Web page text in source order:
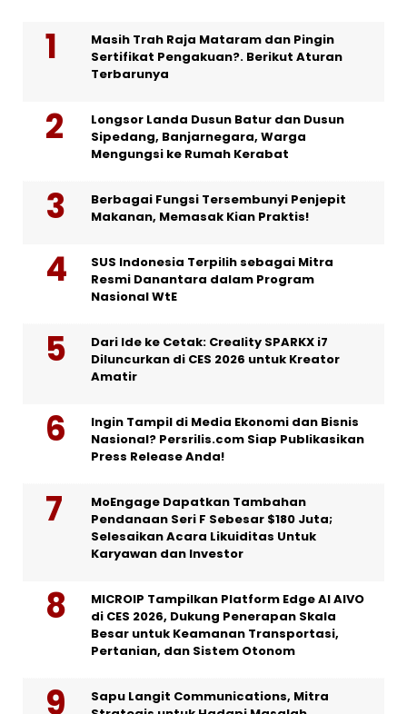
Masih Trah Raja Mataram dan Pingin
Sertifikat Pengakuan?. Berikut Aturan
Terbarunya
Longsor Landa Dusun Batur dan Dusun
Sipedang, Banjarnegara, Warga
Mengungsi ke Rumah Kerabat
Berbagai Fungsi Tersembunyi Penjepit
Makanan, Memasak Kian Praktis!
SUS Indonesia Terpilih sebagai Mitra
Resmi Danantara dalam Program
Nasional WtE
Dari Ide ke Cetak: Creality SPARKX i7
Diluncurkan di CES 2026 untuk Kreator
Amatir
Ingin Tampil di Media Ekonomi dan Bisnis
Nasional? Persrilis.com Siap Publikasikan
Press Release Anda!
MoEngage Dapatkan Tambahan
Pendanaan Seri F Sebesar $180 Juta;
Selesaikan Acara Likuiditas Untuk
Karyawan dan Investor
MICROIP Tampilkan Platform Edge AI AIVO
di CES 2026, Dukung Penerapan Skala
Besar untuk Keamanan Transportasi,
Pertanian, dan Sistem Otonom
Sapu Langit Communications, Mitra